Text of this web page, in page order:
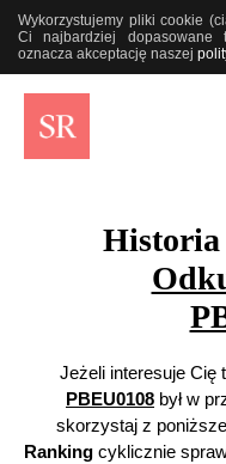
Wykorzystujemy pliki cookie
Ci najbardziej dopasowane
oznacza akceptację naszej
Historia
Jeżeli interesuje Cię
PBEU0108 był w
skorzystaj z
Ranking cyklicznie